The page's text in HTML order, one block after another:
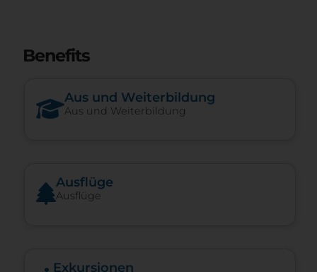
Benefits
Aus und Weiterbildung
Aus und Weiterbildung
Ausflüge
Ausflüge
Exkursionen